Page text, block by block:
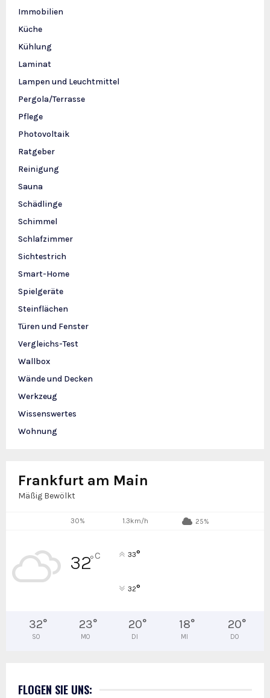
Immobilien
Küche
Kühlung
Laminat
Lampen und Leuchtmittel
Pergola/Terrasse
Pflege
Photovoltaik
Ratgeber
Reinigung
Sauna
Schädlinge
Schimmel
Schlafzimmer
Sichtestrich
Smart-Home
Spielgeräte
Steinflächen
Türen und Fenster
Vergleichs-Test
Wallbox
Wände und Decken
Werkzeug
Wissenswertes
Wohnung
Frankfurt am Main
Mäßig Bewölkt
30% 1.3km/h 25%
32°C 33°
32°
32°
SO
23°
MO
20°
DI
18°
MI
20°
DO
FLOGEN SIE UNS: